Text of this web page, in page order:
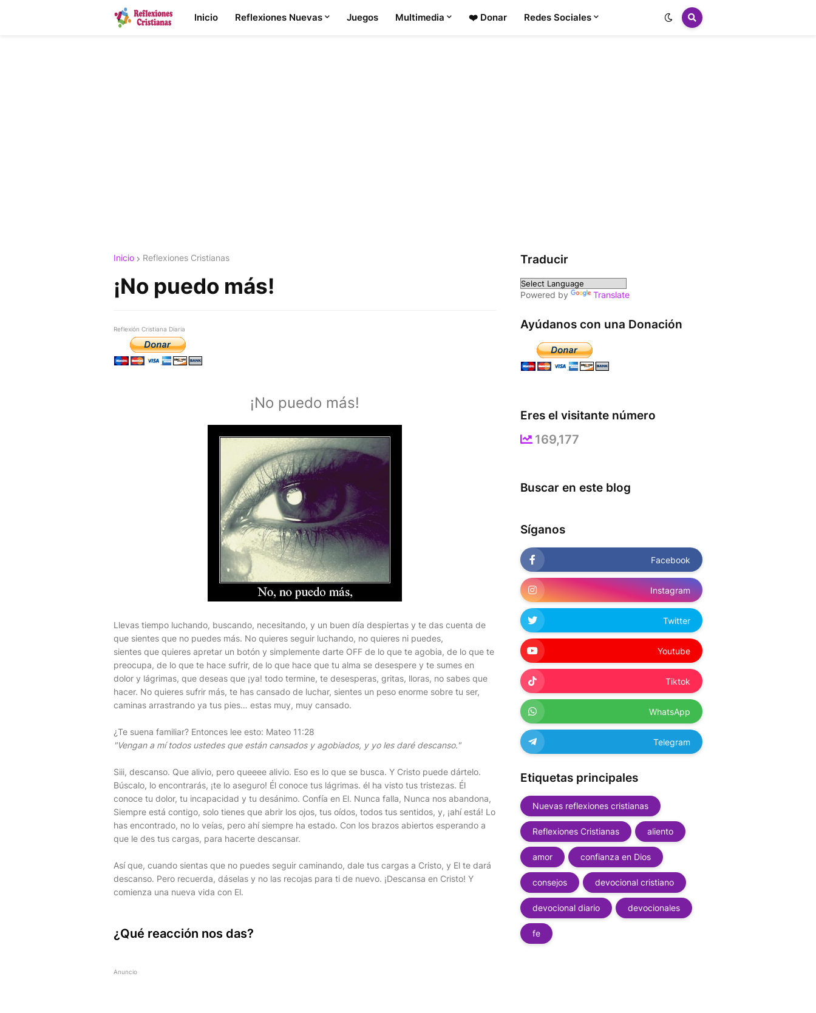
Inicio Reflexiones Nuevas Juegos Multimedia ❤️ Donar Redes Sociales
Inicio Reflexiones Cristianas
¡No puedo más!
Reflexión Cristiana Diaria
¡No puedo más!
Llevas tiempo luchando, buscando, necesitando, y un buen día despiertas y te das cuenta de
que sientes que no puedes más. No quieres seguir luchando, no quieres ni puedes,
sientes que quieres apretar un botón y simplemente darte OFF de lo que te agobia, de lo que te
preocupa, de lo que te hace sufrir, de lo que hace que tu alma se desespere y te sumes en
dolor y lágrimas, que deseas que ¡ya! todo termine, te desesperas, gritas, lloras, no sabes que
hacer. No quieres sufrir más, te has cansado de luchar, sientes un peso enorme sobre tu ser,
caminas arrastrando ya tus pies… estas muy, muy cansado.
¿Te suena familiar? Entonces lee esto: Mateo 11:28
"Vengan a mí todos ustedes que están cansados y agobiados, y yo les daré descanso."
Siii, descanso. Que alivio, pero queeee alivio. Eso es lo que se busca. Y Cristo puede dártelo.
Búscalo, lo encontrarás, ¡te lo aseguro! Él conoce tus lágrimas. él ha visto tus tristezas. Él
conoce tu dolor, tu incapacidad y tu desánimo. Confía en El. Nunca falla, Nunca nos abandona,
Siempre está contigo, solo tienes que abrir los ojos, tus oídos, todos tus sentidos, y, ¡ahí está! Lo
has encontrado, no lo veías, pero ahí siempre ha estado. Con los brazos abiertos esperando a
que le des tus cargas, para hacerte descansar.
Así que, cuando sientas que no puedes seguir caminando, dale tus cargas a Cristo, y El te dará
descanso. Pero recuerda, dáselas y no las recojas para ti de nuevo. ¡Descansa en Cristo! Y
comienza una nueva vida con El.
¿Qué reacción nos das?
Anuncio
Traducir
Powered by Translate
Ayúdanos con una Donación
Eres el visitante número
169,177
Buscar en este blog
Síganos
Facebook
Instagram
Twitter
Youtube
Tiktok
WhatsApp
Telegram
Etiquetas principales
Nuevas reflexiones cristianas
Reflexiones Cristianas aliento
amor confianza en Dios
consejos devocional cristiano
devocional diario devocionales
fe